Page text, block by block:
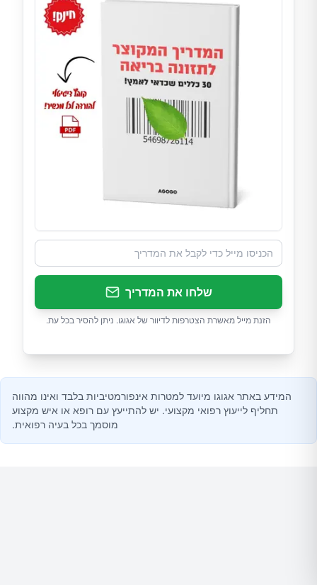
שלחו את המדריך
הזנת מייל מאשרת הצטרפות לדיוור של אגוגו. ניתן להסיר בכל עת.
המידע באתר אגוגו מיועד למטרות אינפורמטיביות בלבד ואינו מהווה
תחליף לייעוץ רפואי מקצועי. יש להתייעץ עם רופא או איש מקצוע
מוסמך בכל בעיה רפואית.